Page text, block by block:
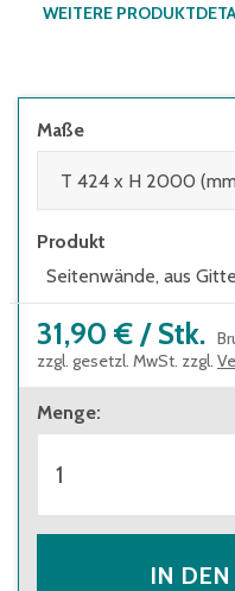
WEITERE
Maße
Produkt
Seitenwände, aus
31,90 € / Stk.
zzgl. gesetzl. MwSt. zzgl.
Menge:
IN DEN